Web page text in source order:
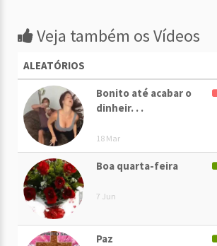
Veja também os Vídeos
ALEATÓRIOS
Bonito até acabar o
dinheir. . .
18 Mar
Boa quarta-feira
7 Jun
Paz